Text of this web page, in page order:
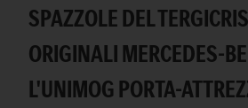
SPAZZOLE DEL
ORIGINALI MERCEDES-
L'UNIMOG PORTA-